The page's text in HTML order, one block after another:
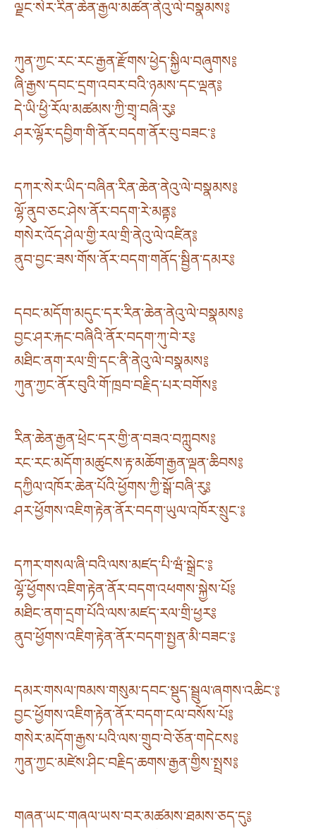
ལྗང་སེར་རིན་ཆེན་རྒྱལ་མཚན་ནེའུ་ལེ་བསྣམས༔
ཀུན་ཀྱང་རང་རང་རྒྱན་རྫོགས་ཕྱེད་སྐྱིལ་བཞུགས༔
ཞི་རྒྱས་དབང་དྲག་འབར་བའི་ཉམས་དང་ལྡན༔
དེ་ཡི་ཕྱི་རོལ་མཚམས་ཀྱི་གྲྭ་བཞི་རུ༔
ཤར་ལྷོར་དབྱིག་གི་ནོར་བདག་ནོར་བུ་བཟང་༔
དཀར་སེར་ཡིད་བཞིན་རིན་ཆེན་ནེའུ་ལེ་བསྣམས༔
ལྷོ་ནུབ་ཅང་ཤེས་ནོར་བདག་རེ་མནྟ༔
གསེར་འོད་ཤེལ་གྱི་རལ་གྲི་ནེའུ་ལེ་འཛིན༔
ནུབ་བྱང་ཟས་གོས་ནོར་བདག་གནོད་སྦྱིན་དམར༔
དབང་མདོག་མདུང་དར་རིན་ཆེན་ནེའུ་ལེ་བསྣམས༔
བྱང་ཤར་རྐང་བཞིའི་ནོར་བདག་ཀུ་བེ་ར༔
མཐིང་ནག་རལ་གྲི་དང་ནི་ནེའུ་ལེ་བསྣམས༔
ཀུན་ཀྱང་ནོར་བུའི་གོ་ཁྲབ་བརྗིད་པར་བགོས༔
རིན་ཆེན་རྒྱན་ཕྲེང་དར་གྱི་ན་བཟའ་བཀླུབས༔
རང་རང་མདོག་མཚུངས་རྟ་མཆོག་རྒྱན་ལྡན་ཆིབས༔
དཀྱིལ་འཁོར་ཆེན་པོའི་ཕྱོགས་ཀྱི་སྒོ་བཞི་རུ༔
ཤར་ཕྱོགས་འཇིག་རྟེན་ནོར་བདག་ཡུལ་འཁོར་སྲུང་༔
དཀར་གསལ་ཞི་བའི་ལས་མཛད་པི་ཝཾ་སྒྲེང་༔
ལྷོ་ཕྱོགས་འཇིག་རྟེན་ནོར་བདག་འཕགས་སྐྱེས་པོ༔
མཐིང་ནག་དྲག་པོའི་ལས་མཛད་རལ་གྲི་ཕྱར༔
ནུབ་ཕྱོགས་འཇིག་རྟེན་ནོར་བདག་སྤྱན་མི་བཟང་༔
དམར་གསལ་ཁམས་གསུམ་དབང་སྡུད་སྦྲུལ་ཞགས་འཆིང་༔
བྱང་ཕྱོགས་འཇིག་རྟེན་ནོར་བདག་ངལ་བསོས་པོ༔
གསེར་མདོག་རྒྱས་པའི་ལས་གྲུབ་བེ་ཅོན་གདེངས༔
ཀུན་ཀྱང་མཛེས་ཤིང་བརྗིད་ཆགས་རྒྱན་གྱིས་སྤྲས༔
གཞན་ཡང་གཞལ་ཡས་བར་མཚམས་ཐམས་ཅད་དུ༔